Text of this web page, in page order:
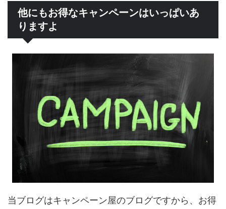
他にもお得なキャンペーンはいっぱいあ
りますよ
当ブログはキャンペーン屋のブログですから、お得